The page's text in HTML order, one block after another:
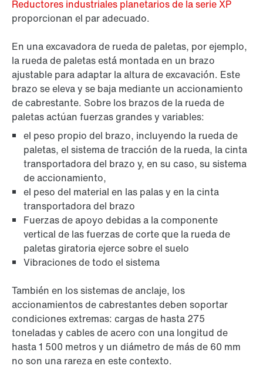
Reductores industriales planetarios de la serie XP
proporcionan el par adecuado.
En una excavadora de rueda de paletas, por ejemplo,
la rueda de paletas está montada en un brazo
ajustable para adaptar la altura de excavación. Este
brazo se eleva y se baja mediante un accionamiento
de cabrestante. Sobre los brazos de la rueda de
paletas actúan fuerzas grandes y variables:
el peso propio del brazo, incluyendo la rueda de
paletas, el sistema de tracción de la rueda, la cinta
transportadora del brazo y, en su caso, su sistema
de accionamiento,
el peso del material en las palas y en la cinta
transportadora del brazo
Fuerzas de apoyo debidas a la componente
vertical de las fuerzas de corte que la rueda de
paletas giratoria ejerce sobre el suelo
Vibraciones de todo el sistema
También en los sistemas de anclaje, los
accionamientos de cabrestantes deben soportar
condiciones extremas: cargas de hasta 275
toneladas y cables de acero con una longitud de
hasta 1 500 metros y un diámetro de más de 60 mm
no son una rareza en este contexto.